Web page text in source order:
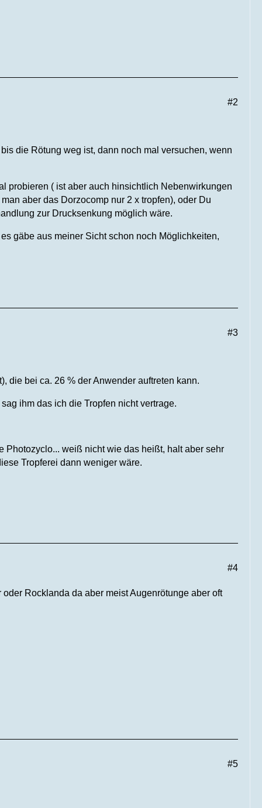
#2
die Rötung weg ist, dann noch mal versuchen, wenn
probieren ( ist aber auch hinsichtlich Nebenwirkungen
aber das Dorzocomp nur 2 x tropfen), oder Du
zur Drucksenkung möglich wäre.
gäbe aus meiner Sicht schon noch Möglichkeiten,
#3
die bei ca. 26 % der Anwender auftreten kann.
ihm das ich die Tropfen nicht vertrage.
Photozyclo... weiß nicht wie das heißt, halt aber sehr
Tropferei dann weniger wäre.
#4
Rocklanda da aber meist Augenrötunge aber oft
#5